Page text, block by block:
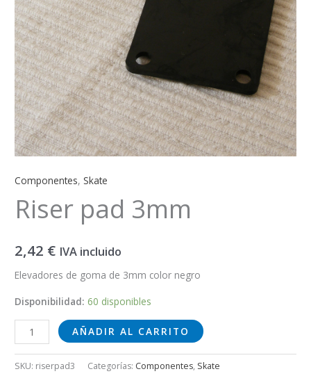
Componentes, Skate
Riser pad 3mm
2,42 € IVA incluido
Elevadores de goma de 3mm color negro
Disponibilidad: 60 disponibles
AÑADIR AL CARRITO
SKU: riserpad3 Categorías: Componentes, Skate